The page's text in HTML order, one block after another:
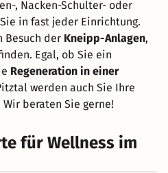
, Nacken-Schulter- oder
in fast jeder Einrichtung.
Besuch der Kneipp-Anlagen,
Egal, ob Sie ein
Regeneration in einer
werden auch Sie Ihre
beraten Sie gerne!
für Wellness im